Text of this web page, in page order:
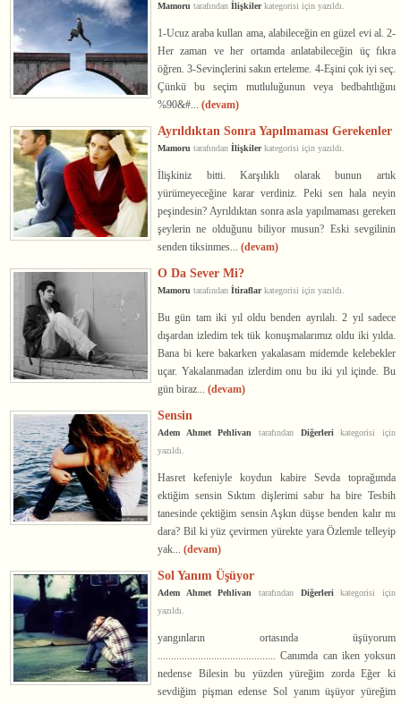
Mamoru tarafından İlişkilerkategorisi için yazıldı.
1-Ucuz araba kullan ama, alabileceğin en güzel evi al. 2-
Her zaman ve her ortamda anlatabileceğin üç fıkra
öğren. 3-Sevinçlerini sakın erteleme. 4-Eşini çok iyi seç.
Çünkü bu seçim mutluluğunun veya bedbahtlığını
%90&#... (devam)
Ayrıldıktan Sonra Yapılmaması Gerekenler
Mamoru tarafından İlişkilerkategorisi için yazıldı.
İlişkiniz bitti. Karşılıklı olarak bunun artık
yürümeyeceğine karar verdiniz. Peki sen hala neyin
peşindesin? Ayrıldıktan sonra asla yapılmaması gereken
şeylerin ne olduğunu biliyor musun? Eski sevgilinin
senden tiksinmes... (devam)
O Da Sever Mi?
Mamoru tarafından İtiraflarkategorisi için yazıldı.
Bu gün tam iki yıl oldu benden ayrılalı. 2 yıl sadece
dışardan izledim tek tük konuşmalarımız oldu iki yılda.
Bana bi kere bakarken yakalasam midemde kelebekler
uçar. Yakalanmadan izlerdim onu bu iki yıl içinde. Bu
gün biraz... (devam)
Sensin
Adem Ahmet Pehlivan tarafından Diğerlerikategorisi için
yazıldı.
Hasret kefeniyle koydun kabire Sevda toprağımda
ektiğim sensin Sıktım dişlerimi sabır ha bire Tesbih
tanesinde çektiğim sensin Aşkın düşse benden kalır mı
dara? Bil ki yüz çevirmen yürekte yara Özlemle telleyip
yak... (devam)
Sol Yanım Üşüyor
Adem Ahmet Pehlivan tarafından Diğerlerikategorisi için
yazıldı.
yangınların ortasında üşüyorum
............................................ Canımda can iken yoksun
nedense Bilesin bu yüzden yüreğim zorda Eğer ki
sevdiğim pişman edense Sol yanım üşüyor yüreğim